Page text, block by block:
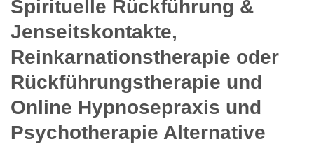
Spirituelle Rückführung &
Jenseitskontakte,
Reinkarnationstherapie oder
Rückführungstherapie und
Online Hypnosepraxis und
Psychotherapie Alternative